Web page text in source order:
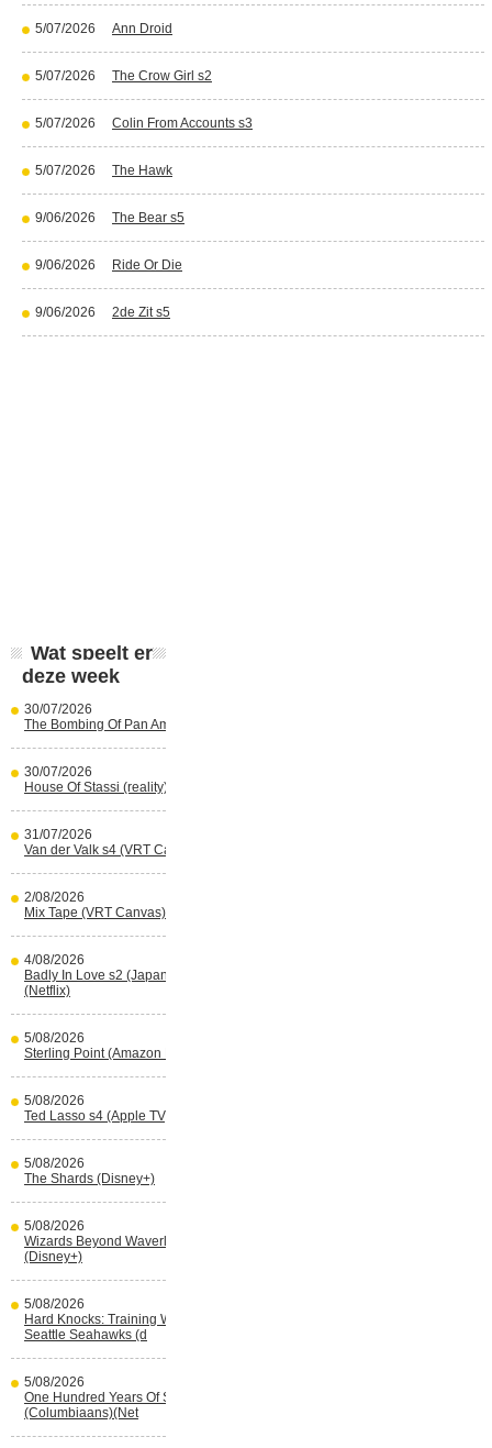
5/07/2026 Ann Droid
5/07/2026 The Crow Girl s2
5/07/2026 Colin From Accounts s3
5/07/2026 The Hawk
9/06/2026 The Bear s5
9/06/2026 Ride Or Die
9/06/2026 2de Zit s5
Wat speelt er
deze week
30/07/2026
The Bombing Of Pan Am 103 (Netflix)
30/07/2026
House Of Stassi (reality) (Disney+)
31/07/2026
Van der Valk s4 (VRT Canvas)
2/08/2026
Mix Tape (VRT Canvas)
4/08/2026
Badly In Love s2 (Japans) (reality)
(Netflix)
5/08/2026
Sterling Point (Amazon Prime Video)
5/08/2026
Ted Lasso s4 (Apple TV)
5/08/2026
The Shards (Disney+)
5/08/2026
Wizards Beyond Waverly Place s3
(Disney+)
5/08/2026
Hard Knocks: Training With The
Seattle Seahawks (d
5/08/2026
One Hundred Years Of Solitude s2
(Columbiaans)(Net